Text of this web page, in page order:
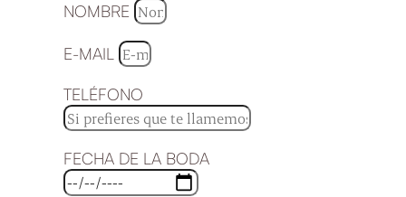
NOMBRE
E-MAIL
TELÉFONO
FECHA DE LA BODA